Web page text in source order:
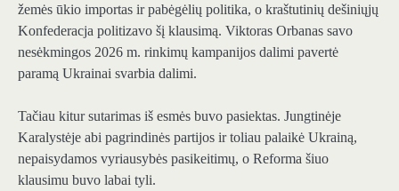
žemės ūkio importas ir pabėgėlių politika, o kraštutinių dešiniųjų
Konfederacja politizavo šį klausimą. Viktoras Orbanas savo
nesėkmingos 2026 m. rinkimų kampanijos dalimi pavertė
paramą Ukrainai svarbia dalimi.
Tačiau kitur sutarimas iš esmės buvo pasiektas. Jungtinėje
Karalystėje abi pagrindinės partijos ir toliau palaikė Ukrainą,
nepaisydamos vyriausybės pasikeitimų, o Reforma šiuo
klausimu buvo labai tyli.